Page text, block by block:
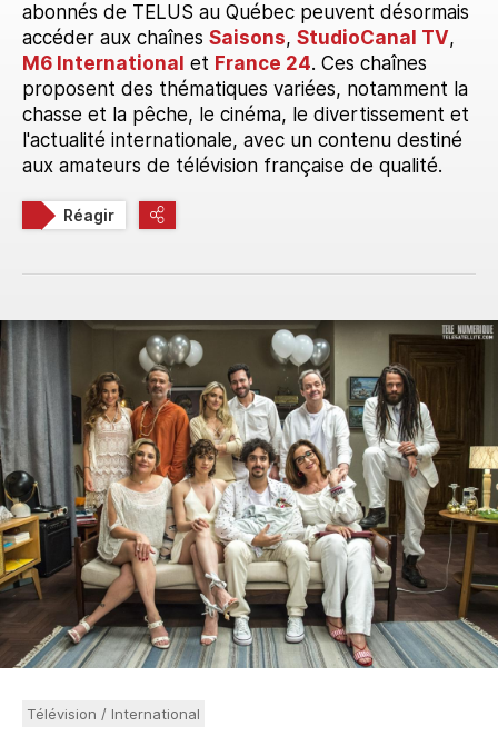
abonnés de TELUS au Québec peuvent désormais
accéder aux chaînes Saisons, StudioCanal TV,
M6 International et France 24. Ces chaînes
proposent des thématiques variées, notamment la
chasse et la pêche, le cinéma, le divertissement et
l'actualité internationale, avec un contenu destiné
aux amateurs de télévision française de qualité.
Réagir
Télévision / International